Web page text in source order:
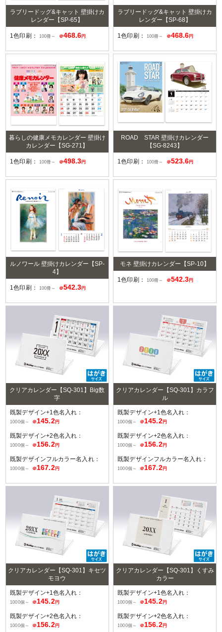
ラブリードッグ&キャット 壁掛けカ
レンダー【SP-65】
1色印刷： 100冊～ ＠468.6 円
ラブリードッグ&キャット 壁掛けカ
レンダー【SP-68】
1色印刷： 100冊～ ＠468.6 円
暮らしの健康メモカレンダー 壁掛け
カレンダー【SG-271】
1色印刷： 100冊～ ＠498.3 円
ROAD STAR 壁掛けカレンダー
【SG-8243】
1色印刷： 100冊～ ＠523.6 円
ルノワール 壁掛けカレンダー【SP-
4】
1色印刷： 100冊～ ＠542.3 円
モネ 壁掛けカレンダー【SP-10】
1色印刷： 100冊～ ＠542.3 円
クリアカレンダー【SQ-301】Big数
字
既製デザイン+1色名入れ：
1000個～ ＠145.2円
既製デザイン+2色名入れ：
1000個～ ＠156.2円
既製デザインフルカラー名入れ：
1000個～ ＠167.2円
クリアカレンダー【SQ-301】カラフ
ル
既製デザイン+1色名入れ：
1000個～ ＠145.2円
既製デザイン+2色名入れ：
1000個～ ＠156.2円
既製デザインフルカラー名入れ：
1000個～ ＠167.2円
クリアカレンダー【SQ-301】キセツ
モヨウ
既製デザイン+1色名入れ：
1000個～ ＠145.2円
既製デザイン+2色名入れ：
1000個～ ＠156.2円
クリアカレンダー【SQ-301】くすみ
カラー
既製デザイン+1色名入れ：
1000個～ ＠145.2円
既製デザイン+2色名入れ：
1000個～ ＠156.2円